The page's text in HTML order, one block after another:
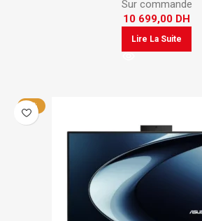
Sur commande
10 699,00 DH
Lire La Suite
-4%